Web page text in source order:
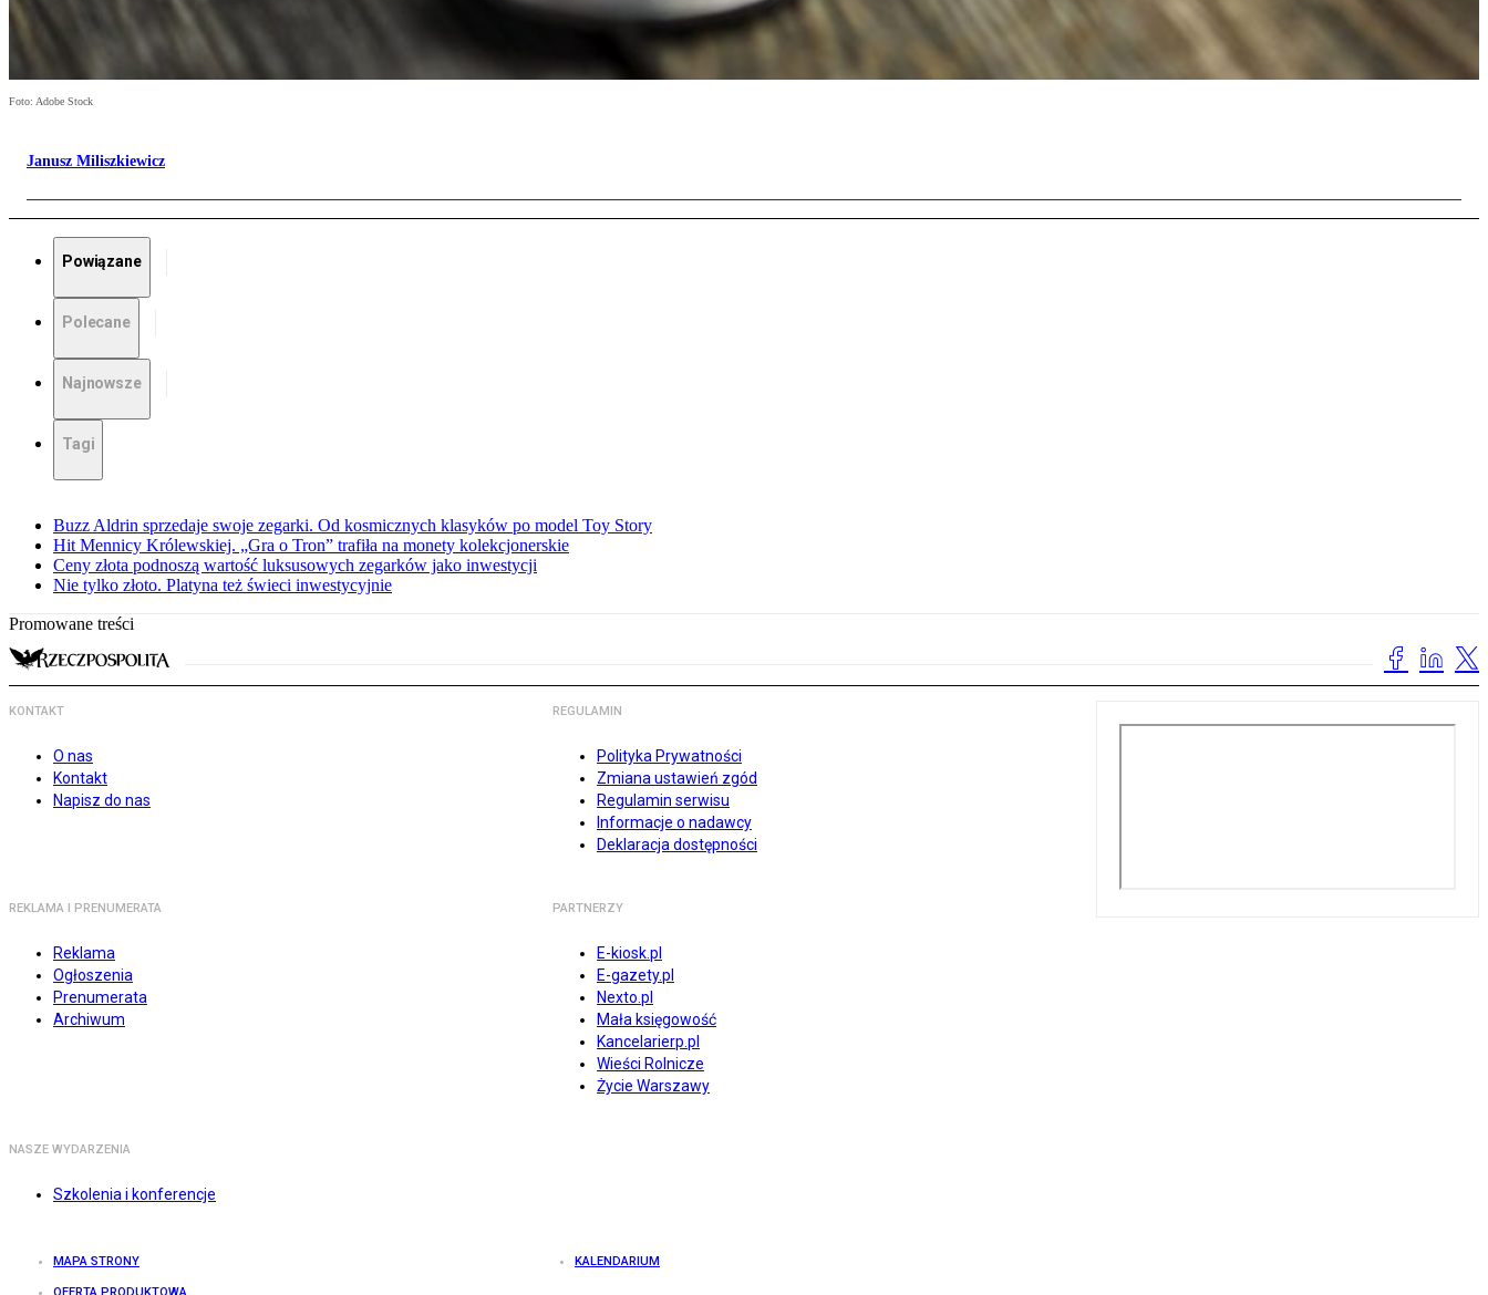
Foto: Adobe Stock
Janusz Miliszkiewicz
Powiązane
Polecane
Najnowsze
Tagi
Buzz Aldrin sprzedaje swoje zegarki. Od kosmicznych klasyków po model Toy Story
Hit Mennicy Królewskiej. „Gra o Tron” trafiła na monety kolekcjonerskie
Ceny złota podnoszą wartość luksusowych zegarków jako inwestycji
Nie tylko złoto. Platyna też świeci inwestycyjnie
Promowane treści
KONTAKT
O nas
Kontakt
Napisz do nas
REGULAMIN
Polityka Prywatności
Zmiana ustawień zgód
Regulamin serwisu
Informacje o nadawcy
Deklaracja dostępności
REKLAMA I PRENUMERATA
Reklama
Ogłoszenia
Prenumerata
Archiwum
PARTNERZY
E-kiosk.pl
E-gazety.pl
Nexto.pl
Mała księgowość
Kancelarierp.pl
Wieści Rolnicze
Życie Warszawy
NASZE WYDARZENIA
Szkolenia i konferencje
MAPA STRONY KALENDARIUM